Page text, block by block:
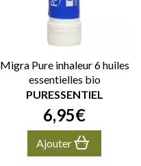
Migra Pure inhaleur 6 huiles
essentielles bio
PURESSENTIEL
6,95€
Ajouter